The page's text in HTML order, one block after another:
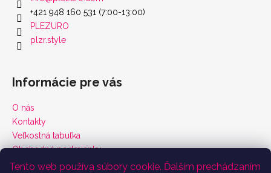
Tento web používa súbory cookie. Ďalším prechádzaním
+421 948 160 531 (7:00-13:00)
PLEZURO
plzr.style
Informácie pre vás
O nás
Kontakty
Veľkostná tabuľka
Obchodné podmienky
Vrátenie tovaru a reklamácie